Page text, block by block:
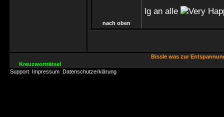
lg an alle
nach oben
Bissle was zur
Kreuzworträtsel
Support Impressum Datenschutzerklärung